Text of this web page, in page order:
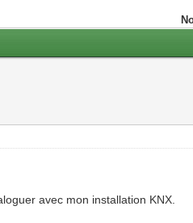
avec mon installation KNX.